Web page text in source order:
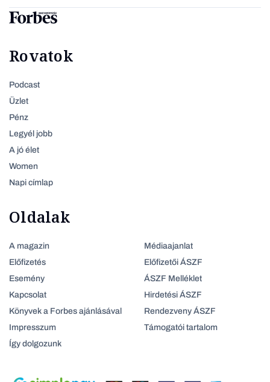
Rovatok
Podcast
Üzlet
Pénz
Legyél jobb
A jó élet
Women
Napi címlap
Oldalak
A magazin
Előfizetés
Esemény
Kapcsolat
Könyvek a Forbes ajánlásával
Impresszum
Így dolgozunk
Médiaajanlat
Előfizetői ÁSZF
ÁSZF Melléklet
Hirdetési ÁSZF
Rendezveny ÁSZF
Támogatói tartalom